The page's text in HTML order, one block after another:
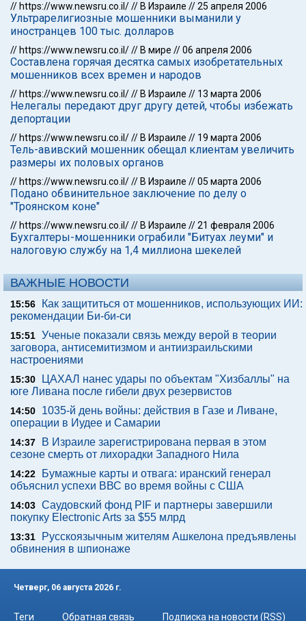
// https://www.newsru.co.il/// В Израиле //25 апреля 2006
Ультрарелигиозные мошенники выманили у
иностранцев 100 тыс. долларов
// https://www.newsru.co.il/// В мире //06 апреля 2006
Составлена горячая десятка самых изобретательных
мошенников всех времен и народов
// https://www.newsru.co.il/// В Израиле // 13 марта 2006
Нелегалы передают друг другу детей, чтобы избежать
депортации
// https://www.newsru.co.il/// В Израиле // 19 марта 2006
Тель-авивский мошенник обещал клиентам увеличить
размеры их половых органов
// https://www.newsru.co.il/// В Израиле //05 марта 2006
Подано обвинительное заключение по делу о
"Троянском коне"
// https://www.newsru.co.il/// В Израиле //21 февраля 2006
Бухгалтеры-мошенники ограбили "Битуах леуми" и
налоговую службу на 1,4 миллиона шекелей
ВАЖНЫЕ НОВОСТИ
15:56
Как защититься от мошенников, использующих ИИ:
рекомендации Би-би-си
15:51 Ученые показали связь между верой в теории
заговора, антисемитизмом и антиизраильскими
настроениями
15:30
ЦАХАЛ нанес удары по объектам "Хизбаллы" на
юге Ливана после гибели двух резервистов
14:50
1035-й день войны: действия в Газе и Ливане,
операции в Иудее и Самарии
14:37
В Израиле зарегистрирована первая в этом
сезоне смерть от лихорадки Западного Нила
14:22
Бумажные карты и отвага: иранский генерал
объяснил успехи ВВС во время войны с США
14:03 Саудовский фонд PIF и партнеры завершили
покупку Electronic Arts за $55 млрд
13:31
Русскоязычным жителям Ашкелона предъявлены
обвинения в шпионаже
Четверг, 06 августа 2026 г.
Теги Обратная связь Подписка на новости (RSS)